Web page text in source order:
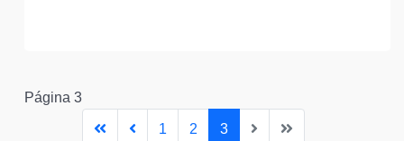
Página 3
1 2 3